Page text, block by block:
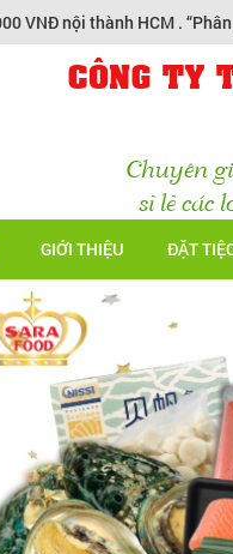
nội thành HCM . “Phân
CÔNG TY
Chuyên
sỉ lẻ các
GIỚI THIỆU ĐẶT